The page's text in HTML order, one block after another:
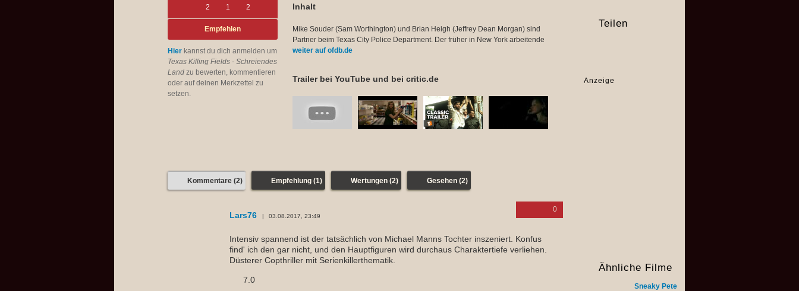
2 1 2
Empfehlen
Hier kannst du dich anmelden um
Texas Killing Fields - Schreiendes
Land zu bewerten, kommentieren
oder auf deinen Merkzettel zu
setzen.
Inhalt
Mike Souder (Sam Worthington) und Brian Heigh (Jeffrey Dean Morgan) sind
Partner beim Texas City Police Department. Der früher in New York arbeitende
weiter auf ofdb.de
Trailer bei YouTube und bei critic.de
Kommentare (2) Empfehlung (1) Wertungen (2) Gesehen (2)
Lars76 03.08.2017, 23:49
Intensiv spannend ist der tatsächlich von Michael Manns Tochter inszeniert. Konfus
find' ich den gar nicht, und den Hauptfiguren wird durchaus Charaktertiefe verliehen.
Düsterer Copthriller mit Serienkillerthematik.
7.0
0
Teilen
Anzeige
Ähnliche Filme
Sneaky Pete